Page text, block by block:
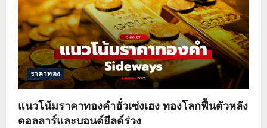
ราคาทอง
แนวโน้มราคาทองคำฮั่วเซ่งเฮง ทองโลกฟื้นตัวหลัง
ดอลลาร์และบอนด์ยีลด์ร่วง